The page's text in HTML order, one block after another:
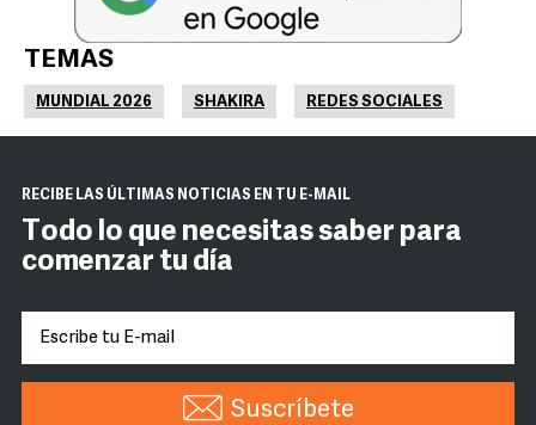
TEMAS
MUNDIAL 2026 SHAKIRA REDES SOCIALES
RECIBE LAS ÚLTIMAS NOTICIAS EN TU E-MAIL
Todo lo que necesitas saber para
comenzar tu día
Suscríbete